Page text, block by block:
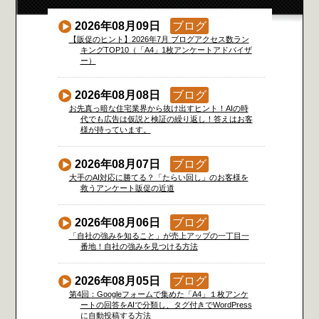
2026年08月09日 ブログ
【販促のヒント】2026年7月 ブログアクセス数ラン
キングTOP10（「A4」1枚アンケートアドバイザ
ー）
2026年08月08日 ブログ
お先真っ暗な住宅業界から抜け出すヒント！AIの時
代でも広告は仮説と検証の繰り返し！答えはお客
様が持っています。
2026年08月07日 ブログ
大手のAI対応に勝てる？「たらい回し」のお客様を
救うアンケート販促の近道
2026年08月06日 ブログ
「自社の強みを知ること」が売上アップの一丁目一
番地！自社の強みを見つける方法
2026年08月05日 ブログ
第4回：Googleフォームで集めた「A4」１枚アンケ
ートの回答をAIで分類し、タグ付きでWordPress
に自動投稿する方法